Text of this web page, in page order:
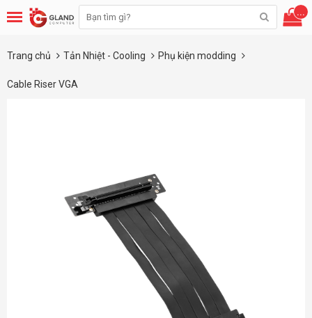
...
Trang chủ Tản Nhiệt - Cooling Phụ kiện modding
Cable Riser VGA